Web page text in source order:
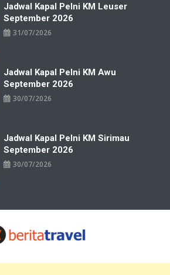
Jadwal Kapal Pelni KM Leuser
September 2026
31/07/2026
Jadwal Kapal Pelni KM Awu
September 2026
30/07/2026
Jadwal Kapal Pelni KM Sirimau
September 2026
30/07/2026